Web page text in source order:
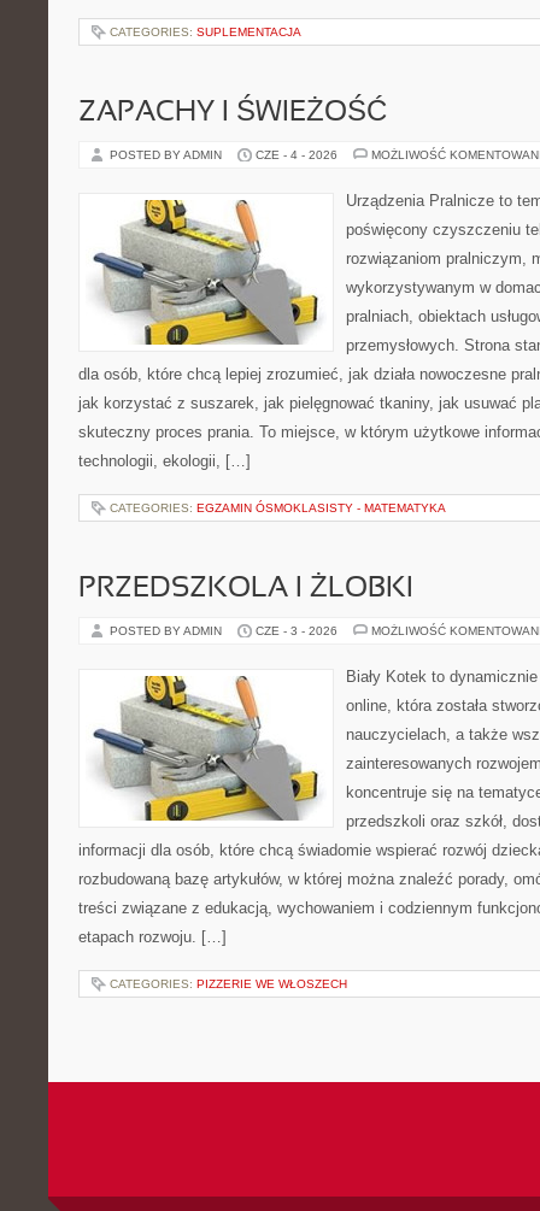
CATEGORIES: SUPLEMENTACJA
ZAPACHY I ŚWIEŻOŚĆ
POSTED BY ADMIN CZE - 4 - 2026 MOŻLIWOŚĆ
Urządzenia Pralnicze to
poświęcony czyszczeniu
rozwiązaniom pralniczym,
wykorzystywanym w
pralniach, obiektach
przemysłowych. Strona
dla osób, które chcą lepiej zrozumieć, jak działa nowoczesne
jak korzystać z suszarek, jak pielęgnować tkaniny, jak usuwać
skuteczny proces prania. To miejsce, w którym użytkowe
technologii, ekologii, […]
CATEGORIES: EGZAMIN ÓSMOKLASISTY - MATEMATYKA
PRZEDSZKOLA I ŻLOBKI
POSTED BY ADMIN CZE - 3 - 2026 MOŻLIWOŚĆ
Biały Kotek to
online, która została
nauczycielach, a także
zainteresowanych
koncentruje się na
przedszkoli oraz szkół,
informacji dla osób, które chcą świadomie wspierać rozwój
rozbudowaną bazę artykułów, w której można znaleźć porady,
treści związane z edukacją, wychowaniem i codziennym
etapach rozwoju. […]
CATEGORIES: PIZZERIE WE WŁOSZECH